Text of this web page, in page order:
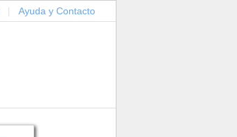
Ayuda y Contacto